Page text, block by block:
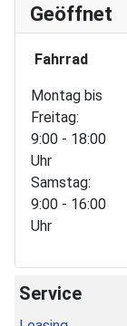
Geöffnet
Fahrrad
Montag bis
Freitag:
9:00 - 18:00
Uhr
Samstag:
9:00 - 16:00
Uhr
Service